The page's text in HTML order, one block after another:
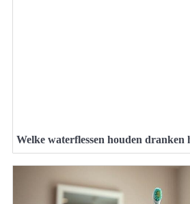
Welke waterflessen houden dranken